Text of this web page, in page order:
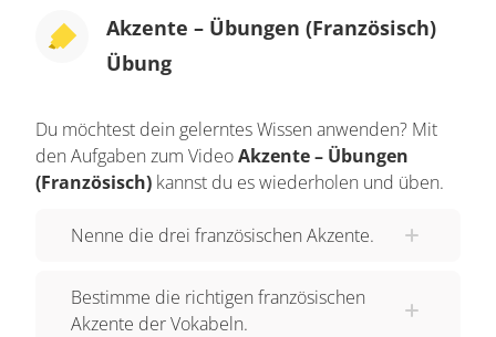
Akzente – Übungen (Französisch)
Übung
Du möchtest dein gelerntes Wissen anwenden? Mit
den Aufgaben zum VideoAkzente – Übungen
(Französisch) kannst du es wiederholen und üben.
Nenne die drei französischen Akzente.
Bestimme die richtigen französischen
Akzente der Vokabeln.